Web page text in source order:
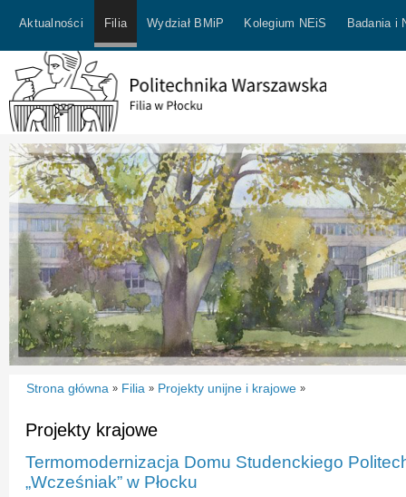
Aktualności Filia Wydział BMiP Kolegium NEiS Badania i
Strona główna » Filia » Projekty unijne i krajowe »
Projekty krajowe
Termomodernizacja Domu Studenckiego
„Wcześniak” w Płocku